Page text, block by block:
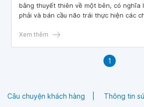
bằng thuyết thiên về một bên, có nghĩa
phải và bán cầu não trái thực hiện các
bên. Vậy bán cầu não phải điều khiển gì?
Xem thêm
1
Câu chuyện khách hàng Thông tin